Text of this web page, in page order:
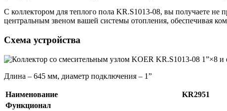
С коллектором для теплого пола KR.S1013-08, вы получаете не
центральным звеном вашей системы отопления, обеспечивая
Схема устройства
Длина – 645 мм, диаметр подключения – 1”
Наименование
KR2951
Функционал